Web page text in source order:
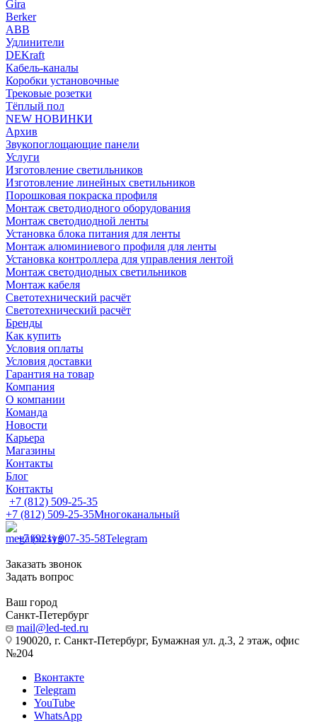
Gira
Berker
ABB
Удлинители
DEKraft
Кабель-каналы
Коробки установочные
Трековые розетки
Тёплый пол
NEW НОВИНКИ
Архив
Звукопоглощающие панели
Услуги
Изготовление светильников
Изготовление линейных светильников
Порошковая покраска профиля
Монтаж светодиодного оборудования
Монтаж светодиодной ленты
Установка блока питания для ленты
Монтаж алюминиевого профиля для ленты
Установка контроллера для управления лентой
Монтаж светодиодных светильников
Монтаж кабеля
Светотехнический расчёт
Светотехнический расчёт
Бренды
Как купить
Условия оплаты
Условия доставки
Гарантия на товар
Компания
О компании
Команда
Новости
Карьера
Магазины
Контакты
Блог
Контакты
+7 (812) 509-25-35
+7 (812) 509-25-35Многоканальный
+7 (921) 907-35-58Telegram
Заказать звонок
Задать вопрос
Ваш город
Санкт-Петербург
mail@led-ted.ru
190020, г. Санкт-Петербург, Бумажная ул. д.3, 2 этаж, офис
№204
Вконтакте
Telegram
YouTube
WhatsApp